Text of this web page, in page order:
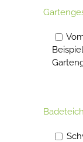
Badeteich